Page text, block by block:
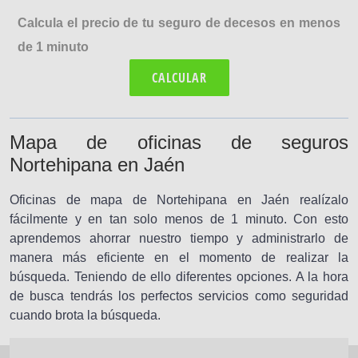
Calcula el precio de tu seguro de decesos en menos
de 1 minuto
CALCULAR
Mapa de oficinas de seguros
Nortehipana en Jaén
Oficinas de mapa de Nortehipana en Jaén realízalo
fácilmente y en tan solo menos de 1 minuto. Con esto
aprendemos ahorrar nuestro tiempo y administrarlo de
manera más eficiente en el momento de realizar la
búsqueda. Teniendo de ello diferentes opciones. A la hora
de busca tendrás los perfectos servicios como seguridad
cuando brota la búsqueda.